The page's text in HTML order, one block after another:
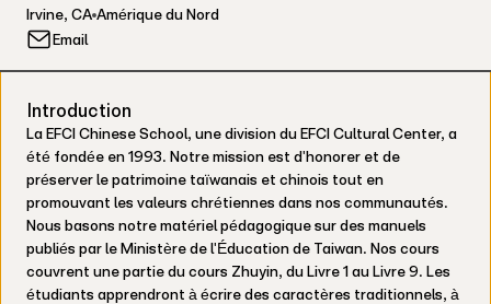
Irvine, CA Amérique du Nord
Email
Introduction
La EFCI Chinese School, une division du EFCI Cultural Center, a
été fondée en 1993. Notre mission est d'honorer et de
préserver le patrimoine taïwanais et chinois tout en
promouvant les valeurs chrétiennes dans nos communautés.
Nous basons notre matériel pédagogique sur des manuels
publiés par le Ministère de l'Éducation de Taiwan. Nos cours
couvrent une partie du cours Zhuyin, du Livre 1 au Livre 9. Les
étudiants apprendront à écrire des caractères traditionnels, à